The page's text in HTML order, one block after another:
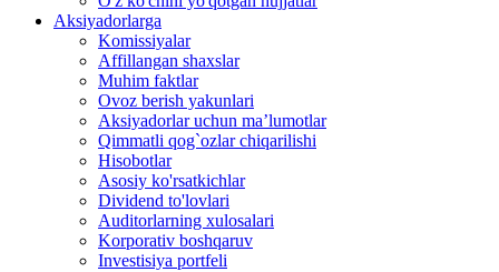
Aksiyadorlarga
Komissiyalar
Affillangan shaxslar
Muhim faktlar
Ovoz berish yakunlari
Aksiyadorlar uchun ma’lumotlar
Qimmatli qog`ozlar chiqarilishi
Hisobotlar
Asosiy ko'rsatkichlar
Dividend to'lovlari
Auditorlarning xulosalari
Korporativ boshqaruv
Investisiya portfeli